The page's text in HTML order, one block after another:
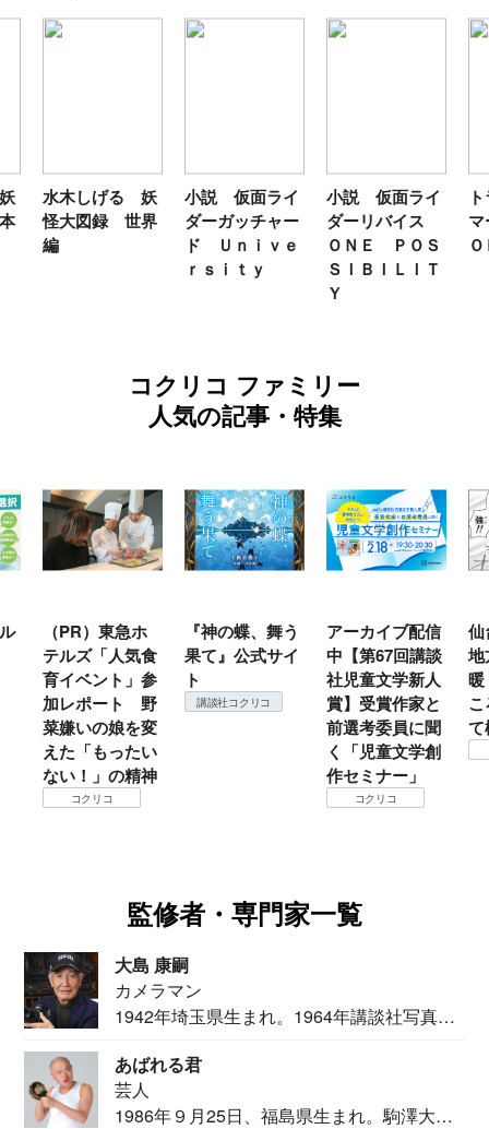
水木しげる 妖
怪大図録 世界
小説 仮面ライ
ダーガッチャー
ド Ｕｎｉｖｅ
ｒｓｉｔｙ
小説 仮面ライ
ダーリバイス
ＯＮＥ ＰＯＳ
ＳＩＢＩＬＩＴ
トラン
マーＦ
ＯＫ２
コクリコ ファミリー
人気の記事・特集
（PR）東急ホ
テルズ「人気食
育イベント」参
加レポート 野
菜嫌いの娘を変
えた「もったい
ない！」の精神
コクリコ
『神の蝶、舞う
果て』公式サイ
ト
講談社コクリコ
アーカイブ配信
中【第67回講談
社児童文学新人
賞】受賞作家と
前選考委員に聞
く「児童文学創
作セミナー」
コクリコ
仙台の
地方で
暖？
ころは
て検証
監修者・専門家一覧
大島 康嗣
カメラマン
1942年埼玉県生まれ。1964年講談社写真部
あばれる君
芸人
1986年９月25日、福島県生まれ。駒澤大学